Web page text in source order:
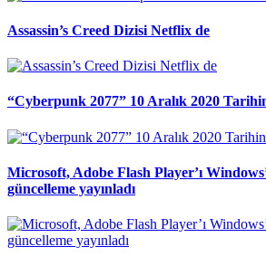
Assassin’s Creed Dizisi Netflix de
“Cyberpunk 2077” 10 Aralık 2020
Microsoft, Adobe Flash Player’ı
güncelleme yayınladı